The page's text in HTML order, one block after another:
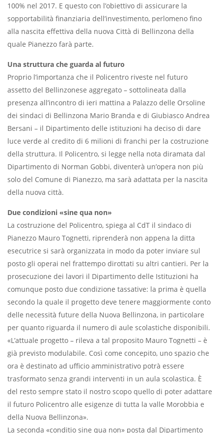
100% nel 2017. E questo con l’obiettivo di assicurare la
sopportabilità finanziaria dell’investimento, perlomeno fino
alla nascita effettiva della nuova Città di Bellinzona della
quale Pianezzo farà parte.
Una struttura che guarda al futuro
Proprio l’importanza che il Policentro riveste nel futuro
assetto del Bellinzonese aggregato – sottolineata dalla
presenza all’incontro di ieri mattina a Palazzo delle Orsoline
dei sindaci di Bellinzona Mario Branda e di Giubiasco Andrea
Bersani – il Dipartimento delle istituzioni ha deciso di dare
luce verde al credito di 6 milioni di franchi per la costruzione
della struttura. Il Policentro, si legge nella nota diramata dal
Dipartimento di Norman Gobbi, diventerà un’opera non più
solo del Comune di Pianezzo, ma sarà adattata per la nascita
della nuova città.
Due condizioni «sine qua non»
La costruzione del Policentro, spiega al CdT il sindaco di
Pianezzo Mauro Tognetti, riprenderà non appena la ditta
esecutrice si sarà organizzata in modo da poter inviare sul
posto gli operai nel frattempo dirottati su altri cantieri. Per la
prosecuzione dei lavori il Dipartimento delle Istituzioni ha
comunque posto due condizione tassative: la prima è quella
secondo la quale il progetto deve tenere maggiormente conto
delle necessità future della Nuova Bellinzona, in particolare
per quanto riguarda il numero di aule scolastiche disponibili.
«L’attuale progetto – rileva a tal proposito Mauro Tognetti – è
già previsto modulabile. Così come concepito, uno spazio che
ora è destinato ad ufficio amministrativo potrà essere
trasformato senza grandi interventi in un aula scolastica. È
del resto sempre stato il nostro scopo quello di poter adattare
il futuro Policentro alle esigenze di tutta la valle Morobbia e
della Nuova Bellinzona».
La seconda «conditio sine qua non» posta dal Dipartimento